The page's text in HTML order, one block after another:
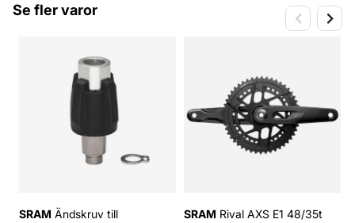
Se fler varor
SRAM Ändskruv till
SRAM Rival AXS E1 48/35t